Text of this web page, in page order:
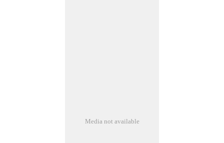
Media not available